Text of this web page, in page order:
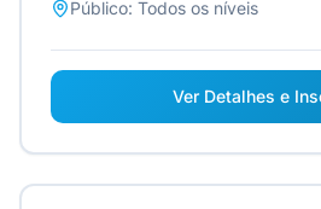
Público: Todos os níveis
Ver Detalhes e